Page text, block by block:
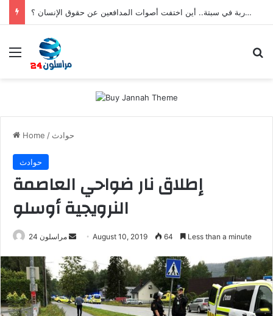
بعد تعنيف المغاربة في سبتة.. أين اختفت أصوات المدافعين عن حقوق الإنسان ؟
Menu
Home / حوادث
حوادث
إطلاق نار ضواحي العاصمة
النرويجية أوسلو
مراسلون 24
Send
email
August 10, 2019 64 Less than a minute